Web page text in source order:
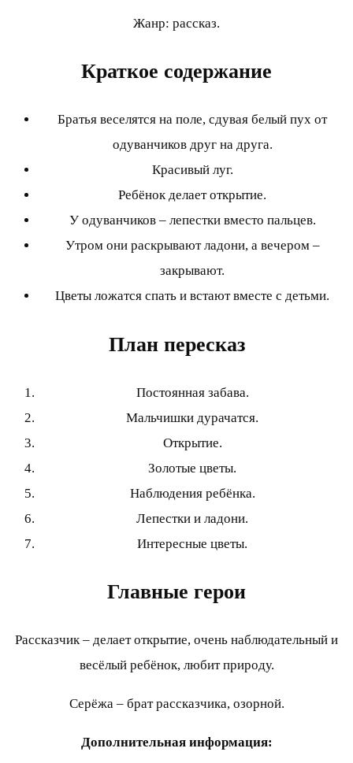
Жанр: рассказ.
Краткое содержание
Братья веселятся на поле, сдувая белый пух от
одуванчиков друг на друга.
Красивый луг.
Ребёнок делает открытие.
У одуванчиков – лепестки вместо пальцев.
Утром они раскрывают ладони, а вечером –
закрывают.
Цветы ложатся спать и встают вместе с детьми.
План пересказ
Постоянная забава.
Мальчишки дурачатся.
Открытие.
Золотые цветы.
Наблюдения ребёнка.
Лепестки и ладони.
Интересные цветы.
Главные герои
Рассказчик – делает открытие, очень наблюдательный и
весёлый ребёнок, любит природу.
Серёжа – брат рассказчика, озорной.
Дополнительная информация: